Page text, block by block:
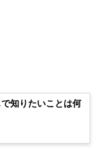
知りたいことは何